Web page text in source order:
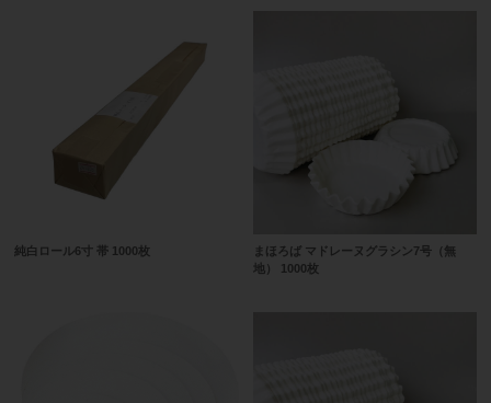
純白ロール6寸 帯 1000枚
まほろば マドレーヌグラシン7号（無
地） 1000枚